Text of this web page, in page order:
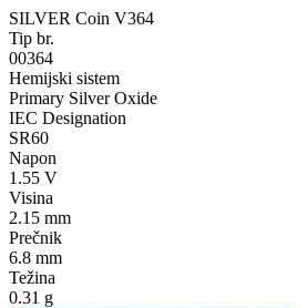
SILVER Coin V364
Tip br.
00364
Hemijski sistem
Primary Silver Oxide
IEC Designation
SR60
Napon
1.55 V
Visina
2.15 mm
Prečnik
6.8 mm
Težina
0.31 g